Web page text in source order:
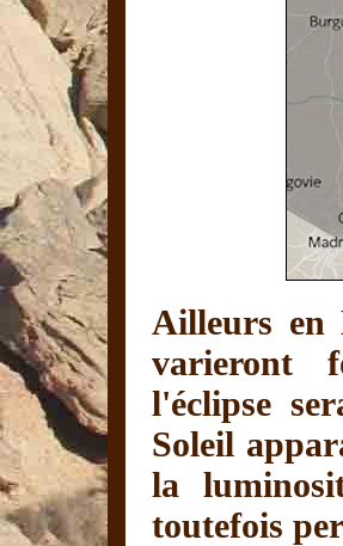
Ailleurs en
varieront
l'éclipse
Soleil
la
toutefois